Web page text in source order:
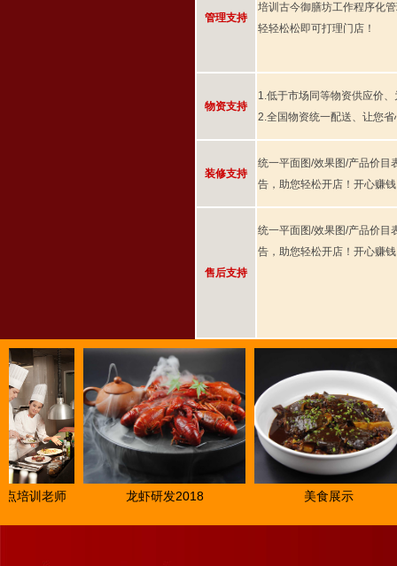
管理支持
培训古今御膳坊工作程序化
轻轻松松即可打理门店！
物资支持
1.低于市场同等物资供应价
2.全国物资统一配送、让您
装修支持
统一平面图/效果图/产品价目
告，助您轻松开店！开心赚
售后支持
统一平面图/效果图/产品价目
告，助您轻松开店！开心赚
老师 龙虾研发2018 美食展示